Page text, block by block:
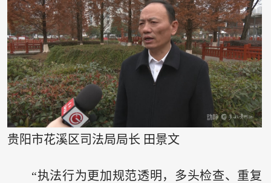
贵阳市花溪区司法局局长 田景文
“执法行为更加规范透明，多头检查、重复